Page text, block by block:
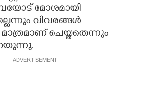
മോശമായി
വിവരങ്ങള്‍
ചെയ്തതെന്നും
ADVERTISEMENT